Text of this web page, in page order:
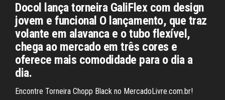
Docol lança torneira GaliFlex com design
jovem e funcional O lançamento, que traz
volante em alavanca e o tubo flexível,
chega ao mercado em três cores e
oferece mais comodidade para o dia a
dia.
Encontre Torneira Chopp Black no MercadoLivre.com.br!